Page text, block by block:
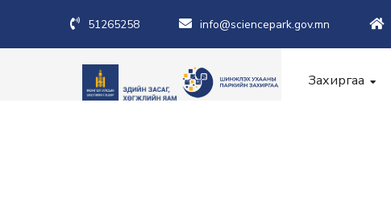
51265258 info@sciencepark.gov.mn
Захиргаа